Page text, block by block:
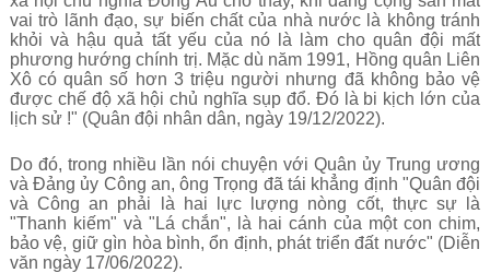
vai trò lãnh đạo, sự biến chất của nhà nước là không tránh
khỏi và hậu quả tất yếu của nó là làm cho quân đội mất
phương hướng chính trị. Mặc dù năm 1991, Hồng quân Liên
Xô có quân số hơn 3 triệu người nhưng đã không bảo vệ
được chế độ xã hội chủ nghĩa sụp đổ. Đó là bi kịch lớn của
lịch sử !" (Quân đội nhân dân, ngày 19/12/2022).
Do đó, trong nhiều lần nói chuyện với Quân ủy Trung ương
và Đảng ủy Công an, ông Trọng đã tái khẳng định "Quân đội
và Công an phải là hai lực lượng nòng cốt, thực sự là
"Thanh kiếm" và "Lá chắn", là hai cánh của một con chim,
bảo vệ, giữ gìn hòa bình, ổn định, phát triển đất nước" (Diễn
văn ngày 17/06/2022).